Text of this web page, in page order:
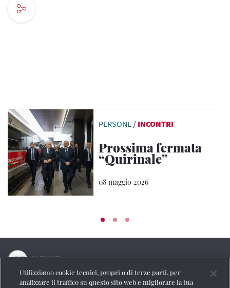
PERSONE / INCONTRI
Prossima fermata
“Quirinale”
08 maggio 2026
La testata online del Gruppo FS Italiane
Utilizziamo cookie tecnici, propri o di terze parti, per
analizzare il traffico su questo sito web e migliorare la tua